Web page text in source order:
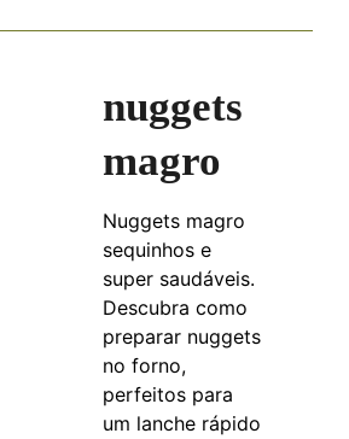
nuggets
magro
Nuggets magro
sequinhos e
super saudáveis.
Descubra como
preparar nuggets
no forno,
perfeitos para
um lanche rápido